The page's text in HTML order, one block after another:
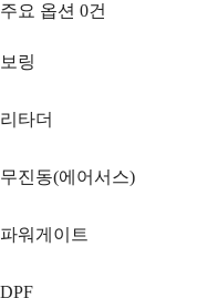
주요 옵션 0건
보링
리타더
무진동(에어서스)
파워게이트
DPF